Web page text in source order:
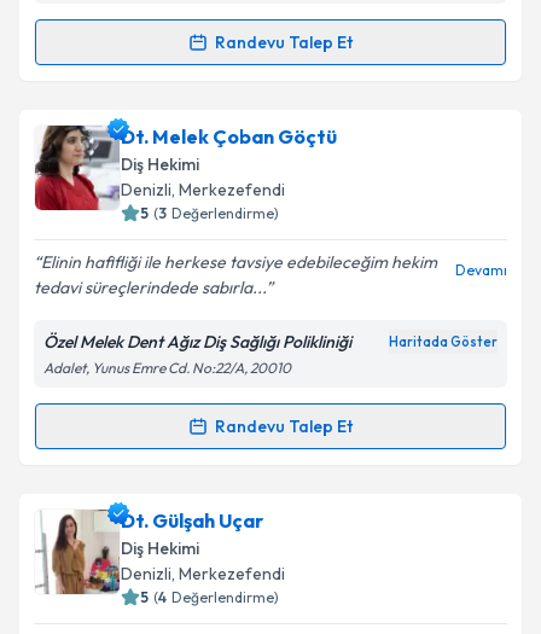
Kişisel verilerimin işlenmesine ilişkin
Metni'ni okudum ve kişisel verilerimin belirtilen
Takvim Talebini Gönder
Randevu Talep Et
Randevu Takvimi Talebi
Dt. Ahmet Şahin Hacıoğluiçin randevu takvimi talebi
oluşturun. Size bu uzmandan randevu almanız için bir
takvim hazırlandığında e-posta ile bilgilendireceğiz.
Kişisel verilerimin işlenmesine ilişkin
Aydınlatma
Metni'ni okudum ve kişisel verilerimin belirtilen
kapsamda işlenmesini kabul ediyorum.
Dt. Melek Çoban Göçtü
Diş Hekimi
Denizli, Merkezefendi
5 (3 Değerlendirme)
Elinin hafifliği ile herkese tavsiye edebileceğim hekim
tedavi süreçlerindede sabırla...
Devamı
Özel Melek Dent Ağız Diş Sağlığı Polikliniği Haritada Göster
Adalet, Yunus Emre Cd. No:22/A, 20010
Randevu Talep Et
Randevu Takvimi Talebi
Dt. Melek Çoban Göçtü
oluşturun. Size bu uzmandan randevu almanız için bir
takvim hazırlandığında e-posta ile bilgilendireceğiz.
Dt. Gülşah Uçar
Diş Hekimi
Denizli, Merkezefendi
5 (4 Değerlendirme)